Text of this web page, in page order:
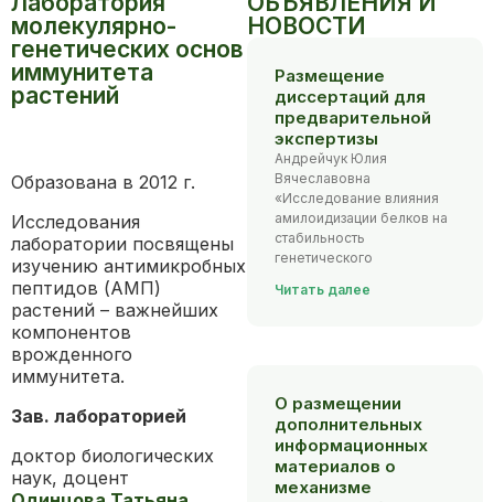
молекулярно-
генетических основ
иммунитета
растений
Образована в 2012 г.
Исследования
лаборатории посвящены
изучению антимикробных
пептидов (АМП)
растений – важнейших
компонентов
врожденного
иммунитета.
Зав. лабораторией
доктор биологических
наук, доцент
НОВОСТИ
Размещение
диссертаций для
предварительной
экспертизы
Андрейчук Юлия
Вячеславовна
«Исследование влияния
амилоидизации белков на
стабильность
генетического
Читать далее
О размещении
дополнительных
информационных
материалов о
механизме